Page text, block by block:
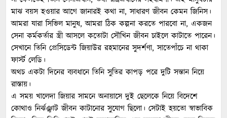
মাঝ বয়স হওয়ার আগে জানারই কথা না, সাধারণ জীবন কেমন জিনিস।
আমরা যারা সিভিল মানুষ, আমরা ঠিক কল্পনা করতে পারবো না, একজন
সেনা কর্মকর্তার স্ত্রী আসলে কতোটা সৌখিন জীবন চাইলে কাটাতে পারেন।
সেখানে তিনি প্রেসিডেন্ট জিয়াউর রহমানের সুদর্শণা, সাতেপাঁচে না থাকা
ফার্স্ট লেডি।
অথচ একটা দিনের ব্যবধানে তিনি সুতির কাপড় পরে দুটি সন্তান নিয়ে
রাস্তায়।
এ সময় খালেদা জিয়ার সামনে অনায়াসে দুই ছেলেকে নিয়ে বিদেশে
কোথাও নির্ঝঞ্ঝাট জীবন কাটানোর সুযোগ ছিলো। সেটাই হয়তো স্বাভাবিক